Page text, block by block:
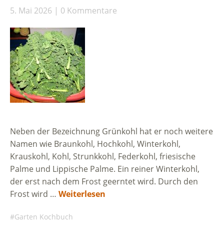
5. Mai 2026 0 Kommentare
Neben der Bezeichnung Grünkohl hat er noch weitere
Namen wie Braunkohl, Hochkohl, Winterkohl,
Krauskohl, Kohl, Strunkkohl, Federkohl, friesische
Palme und Lippische Palme. Ein reiner Winterkohl,
der erst nach dem Frost geerntet wird. Durch den
Frost wird … Weiterlesen
Garten Kochbuch